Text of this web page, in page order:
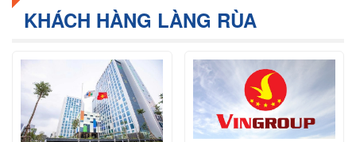
KHÁCH HÀNG LÀNG RÙA